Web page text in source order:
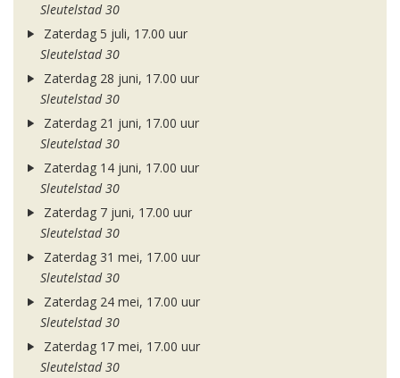
Sleutelstad 30
Zaterdag 5 juli, 17.00 uur
Sleutelstad 30
Zaterdag 28 juni, 17.00 uur
Sleutelstad 30
Zaterdag 21 juni, 17.00 uur
Sleutelstad 30
Zaterdag 14 juni, 17.00 uur
Sleutelstad 30
Zaterdag 7 juni, 17.00 uur
Sleutelstad 30
Zaterdag 31 mei, 17.00 uur
Sleutelstad 30
Zaterdag 24 mei, 17.00 uur
Sleutelstad 30
Zaterdag 17 mei, 17.00 uur
Sleutelstad 30